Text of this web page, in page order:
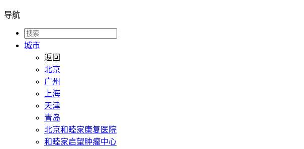
导航
城市
返回
北京
广州
上海
天津
青岛
北京和睦家康复医院
和睦家启望肿瘤中心